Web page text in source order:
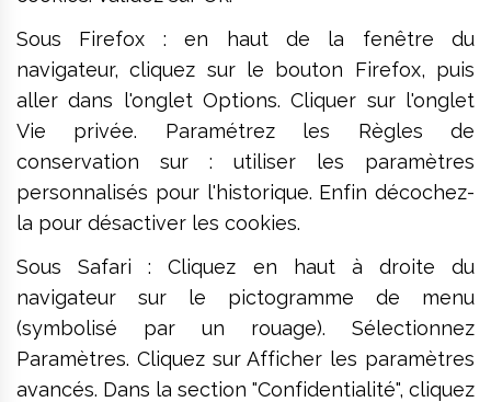
Sous Firefox : en haut de la fenêtre du
navigateur, cliquez sur le bouton Firefox, puis
aller dans l'onglet Options. Cliquer sur l'onglet
Vie privée. Paramétrez les Règles de
conservation sur : utiliser les paramètres
personnalisés pour l'historique. Enfin décochez-
la pour désactiver les cookies.
Sous Safari : Cliquez en haut à droite du
navigateur sur le pictogramme de menu
(symbolisé par un rouage). Sélectionnez
Paramètres. Cliquez sur Afficher les paramètres
avancés. Dans la section "Confidentialité", cliquez